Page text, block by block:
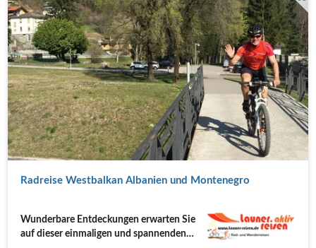
Radreise Westbalkan Albanien und Montenegro
Wunderbare Entdeckungen erwarten Sie
auf dieser einmaligen und spannenden